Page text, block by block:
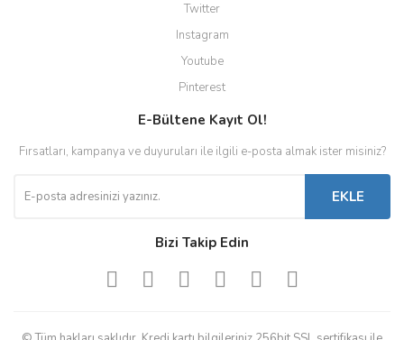
Twitter
Instagram
Youtube
Pinterest
E-Bültene Kayıt Ol!
Fırsatları, kampanya ve duyuruları ile ilgili e-posta almak ister misiniz?
EKLE
Bizi Takip Edin